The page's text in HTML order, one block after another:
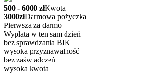
500 - 6000 złKwota
3000złDarmowa pożyczka
Pierwsza za darmo
Wypłata w ten sam dzień
bez sprawdzania BIK
wysoka przyznawalność
bez zaświadczeń
wysoka kwota